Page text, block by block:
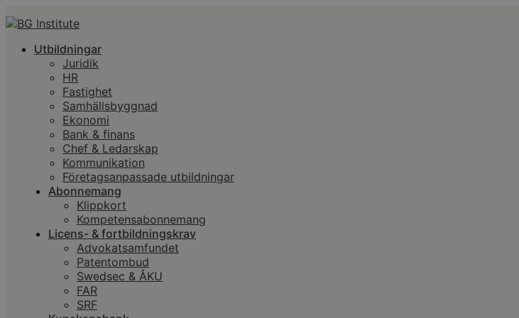
Utbildningar
Juridik
HR
Fastighet
Samhällsbyggnad
Ekonomi
Bank & finans
Chef & Ledarskap
Kommunikation
Företagsanpassade utbildningar
Abonnemang
Klippkort
Kompetensabonnemang
Licens- & fortbildningskrav
Advokatsamfundet
Patentombud
Swedsec & ÅKU
FAR
SRF